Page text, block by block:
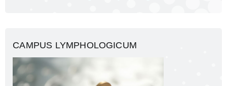
CAMPUS LYMPHOLOGICUM